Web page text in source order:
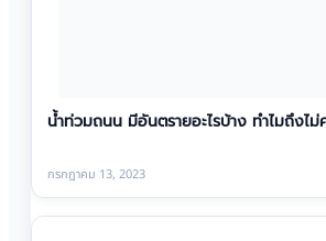
น้ำท่วมถนน มีอันตรายอะไรบ้าง ทำไมถึงไ
กรกฎาคม 13, 2023